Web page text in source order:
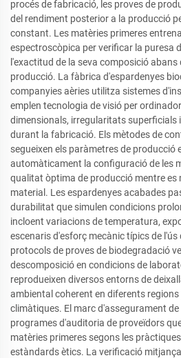
procés de fabricació, les proves de
del rendiment posterior a la producció
constant. Les matèries primeres
espectroscòpica per verificar la puresa
l'exactitud de la seva composició
producció. La fàbrica d'espardenyes
companyies aèries utilitza sistemes
emplen tecnologia de visió per
dimensionals, irregularitats superficials
durant la fabricació. Els mètodes de
segueixen els paràmetres de producció
automàticament la configuració de les
qualitat òptima de producció mentre es
material. Les espardenyes acabades
durabilitat que simulen condicions
incloent variacions de temperatura,
escenaris d'esforç mecànic típics de
protocols de proves de biodegradació
descomposició en condicions de
reprodueixen diversos entorns de
ambiental coherent en diferents
climàtiques. El marc d'assegurament
programes d'auditoria de proveïdors
matèries primeres segons les
estàndards ètics. La verificació